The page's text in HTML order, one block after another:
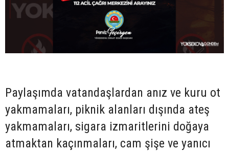
Paylaşımda vatandaşlardan anız ve kuru ot
yakmamaları, piknik alanları dışında ateş
yakmamaları, sigara izmaritlerini doğaya
atmaktan kaçınmaları, cam şişe ve yanıcı